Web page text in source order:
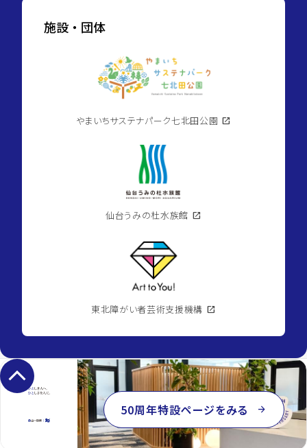
施設・団体
やまいちサステナパーク七北田公園 open_in_new
仙台うみの杜水族館 open_in_new
東北障がい者芸術支援機構 open_in_new
keyboard_arrow_up
50周年特設ページをみる arrow_forward